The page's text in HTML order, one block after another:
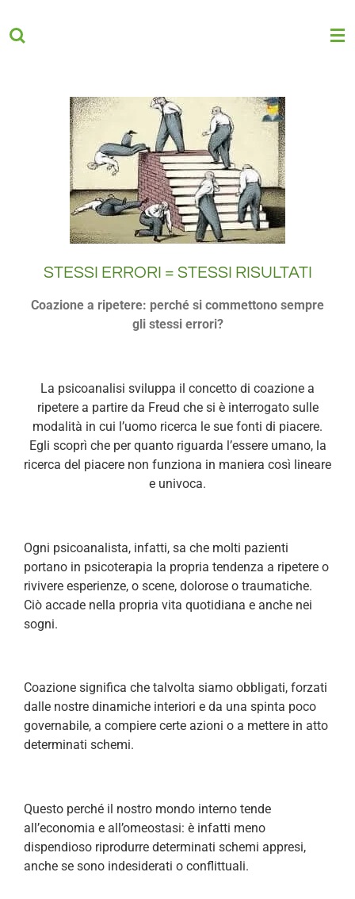
al
STESSI ERRORI = STESSI RISULTATI
Coazione a ripetere: perché si commettono sempre
gli stessi errori?
La psicoanalisi sviluppa il concetto di coazione a
ripetere a partire da Freud che si è interrogato sulle
modalità in cui l’uomo ricerca le sue fonti di piacere.
Egli scoprì che per quanto riguarda l’essere umano, la
ricerca del piacere non funziona in maniera così lineare
e univoca.
Ogni psicoanalista, infatti, sa che molti pazienti
portano in psicoterapia la propria tendenza a ripetere o
rivivere esperienze, o scene, dolorose o traumatiche.
Ciò accade nella propria vita quotidiana e anche nei
sogni.
Coazione significa che talvolta siamo obbligati, forzati
dalle nostre dinamiche interiori e da una spinta poco
governabile, a compiere certe azioni o a mettere in atto
determinati schemi.
Questo perché il nostro mondo interno tende
all’economia e all’omeostasi: è infatti meno
dispendioso riprodurre determinati schemi appresi,
anche se sono indesiderati o conflittuali.